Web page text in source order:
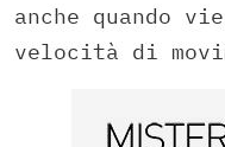
anche quando
velocità di